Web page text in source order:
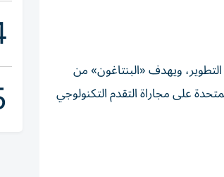
ويهدف «البنتاغون» من
على مجاراة التقدم التكنولوجي